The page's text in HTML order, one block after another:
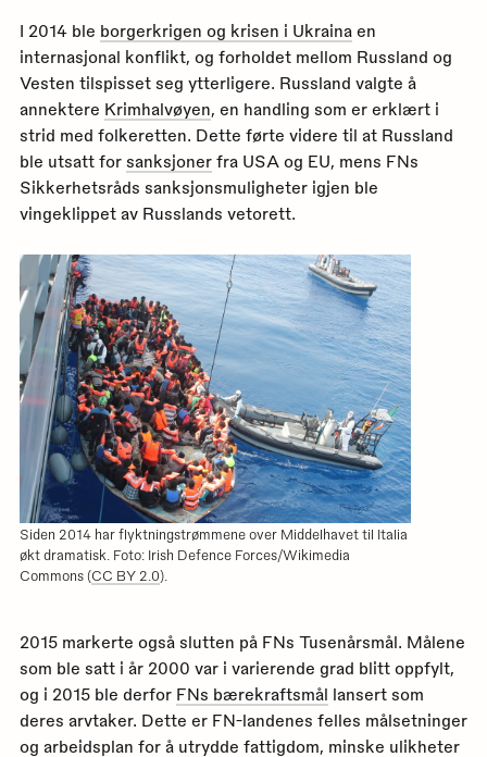
I 2014 ble borgerkrigen og krisen i Ukrainaen
internasjonal konflikt, og forholdet mellom Russland og
Vesten tilspisset seg ytterligere. Russland valgte å
annektere Krimhalvøyen , en handling som er erklært i
strid med folkeretten. Dette førte videre til at Russland
ble utsatt for sanksjonerfra USA og EU, mens FNs
Sikkerhetsråds sanksjonsmuligheter igjen ble
vingeklippet av Russlands vetorett.
Siden 2014 har flyktningstrømmene over Middelhavet til Italia
økt dramatisk. Foto: Irish Defence Forces/Wikimedia
Commons (CC BY 2.0).
2015 markerte også slutten på FNs Tusenårsmål. Målene
som ble satt i år 2000 var i varierende grad blitt oppfylt,
og i 2015 ble derfor FNs bærekraftsmål lansert som
deres arvtaker. Dette er FN-landenes felles målsetninger
og arbeidsplan for å utrydde fattigdom, minske ulikheter